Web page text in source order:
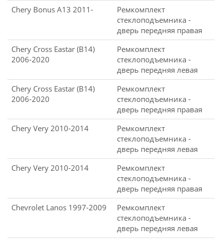
Chery Bonus A13 2011-
Ремкомплект
стеклоподъемника -
дверь передняя правая
Chery Cross Eastar (B14)
2006-2020
Ремкомплект
стеклоподъемника -
дверь передняя левая
Chery Cross Eastar (B14)
2006-2020
Ремкомплект
стеклоподъемника -
дверь передняя правая
Chery Very 2010-2014
Ремкомплект
стеклоподъемника -
дверь передняя левая
Chery Very 2010-2014
Ремкомплект
стеклоподъемника -
дверь передняя правая
Chevrolet Lanos 1997-2009
Ремкомплект
стеклоподъемника -
дверь передняя левая